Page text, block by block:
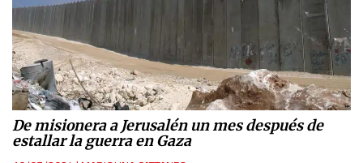
De misionera a Jerusalén un mes después de
estallar la guerra en Gaza